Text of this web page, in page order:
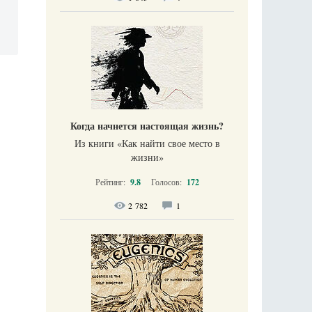
Когда начнется настоящая жизнь?
Из книги «Как найти свое место в
жизни​»
Рейтинг: 9.8 Голосов: 172
2 782 1